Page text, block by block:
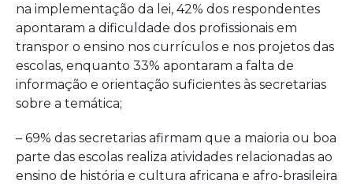
na implementação da lei, 42% dos respondentes
apontaram a dificuldade dos profissionais em
transpor o ensino nos currículos e nos projetos das
escolas, enquanto 33% apontaram a falta de
informação e orientação suficientes às secretarias
sobre a temática;
– 69% das secretarias afirmam que a maioria ou boa
parte das escolas realiza atividades relacionadas ao
ensino de história e cultura africana e afro-brasileira